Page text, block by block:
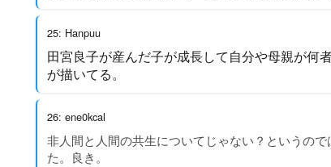
25: Hanpuu
田宮良子が産んだ子が成長して自分や母親が何
が描いてる。
26: ene0kcal
非人間と人間の共生についてじゃない？というの
た。良き。